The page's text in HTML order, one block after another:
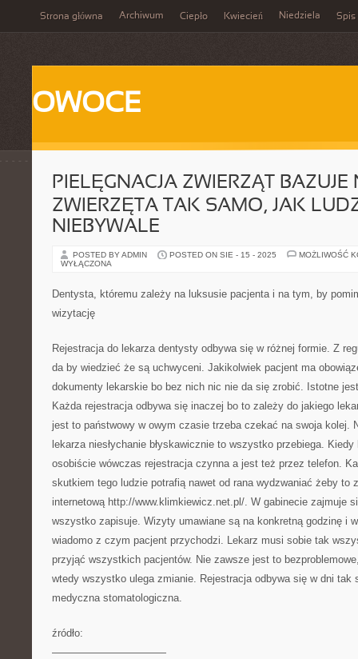
Strona główna Archiwum Ciepło Kwiecień Niedziela Spis
OWOCE
PIELĘGNACJA ZWIERZĄT BAZUJE
ZWIERZĘTA TAK SAMO, JAK
NIEBYWALE
POSTED BY ADMIN POSTED ON SIE - 15 - 2025
MOŻLIWOŚĆ
WYŁĄCZONA
Dentysta, któremu zależy na luksusie pacjenta i na tym, by
wizytację
Rejestracja do lekarza dentysty odbywa się w różnej formie. Z
da by wiedzieć że są uchwyceni. Jakikolwiek pacjent ma
dokumenty lekarskie bo bez nich nic nie da się zrobić. Istotne
Każda rejestracja odbywa się inaczej bo to zależy do jakiego
jest to państwowy w owym czasie trzeba czekać na swoja kolej.
lekarza niesłychanie błyskawicznie to wszystko przebiega.
osobiście wówczas rejestracja czynna a jest też przez telefon.
skutkiem tego ludzie potrafią nawet od rana wydzwaniać żeby to
internetową http://www.klimkiewicz.net.pl/. W gabinecie zajmuje
wszystko zapisuje. Wizyty umawiane są na konkretną godzinę i
wiadomo z czym pacjent przychodzi. Lekarz musi sobie tak
przyjąć wszystkich pacjentów. Nie zawsze jest to
wtedy wszystko ulega zmianie. Rejestracja odbywa się w dni tak
medyczna stomatologiczna.
źródło:
———————————